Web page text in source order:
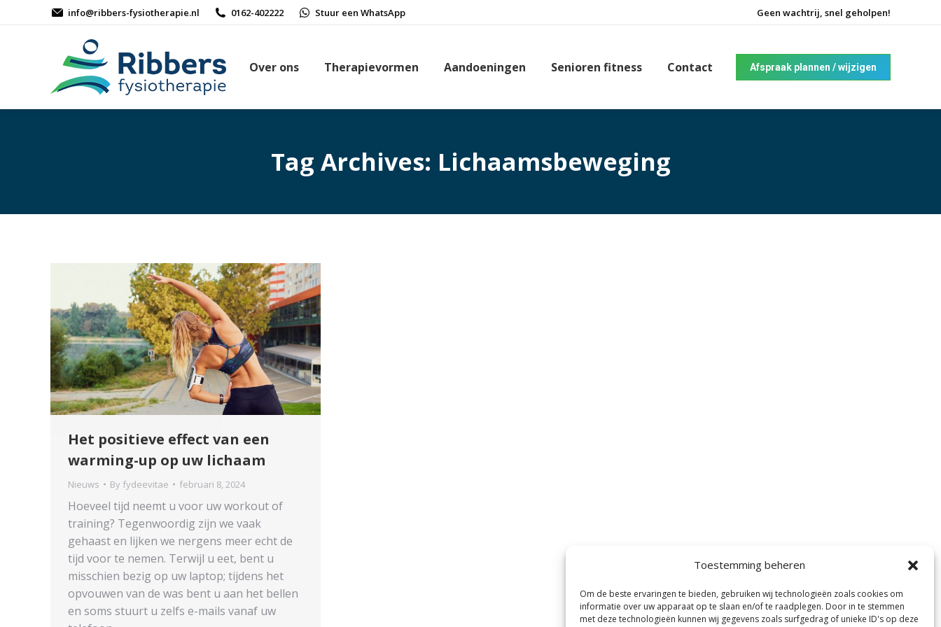
Toestemming beheren
Om de beste ervaringen te bieden, gebruiken wij technologieën zoals cookies om
informatie over uw apparaat op te slaan en/of te raadplegen. Door in te stemmen
met deze technologieën kunnen wij gegevens zoals surfgedrag of unieke ID's op deze
info@ribbers-fysiotherapie.nl 0162-402222 Stuur een WhatsApp Geen wachtrij, snel geholpen!
Over ons Therapievormen Aandoeningen Senioren fitness Contact Afspraak plannen / wijzigen
Tag Archives: Lichaamsbeweging
Het positieve effect van een
warming-up op uw lichaam
Nieuws By fydeevitae februari 8, 2024
Hoeveel tijd neemt u voor uw workout of
training? Tegenwoordig zijn we vaak
gehaast en lijken we nergens meer echt de
tijd voor te nemen. Terwijl u eet, bent u
misschien bezig op uw laptop; tijdens het
opvouwen van de was bent u aan het bellen
en soms stuurt u zelfs e-mails vanaf uw